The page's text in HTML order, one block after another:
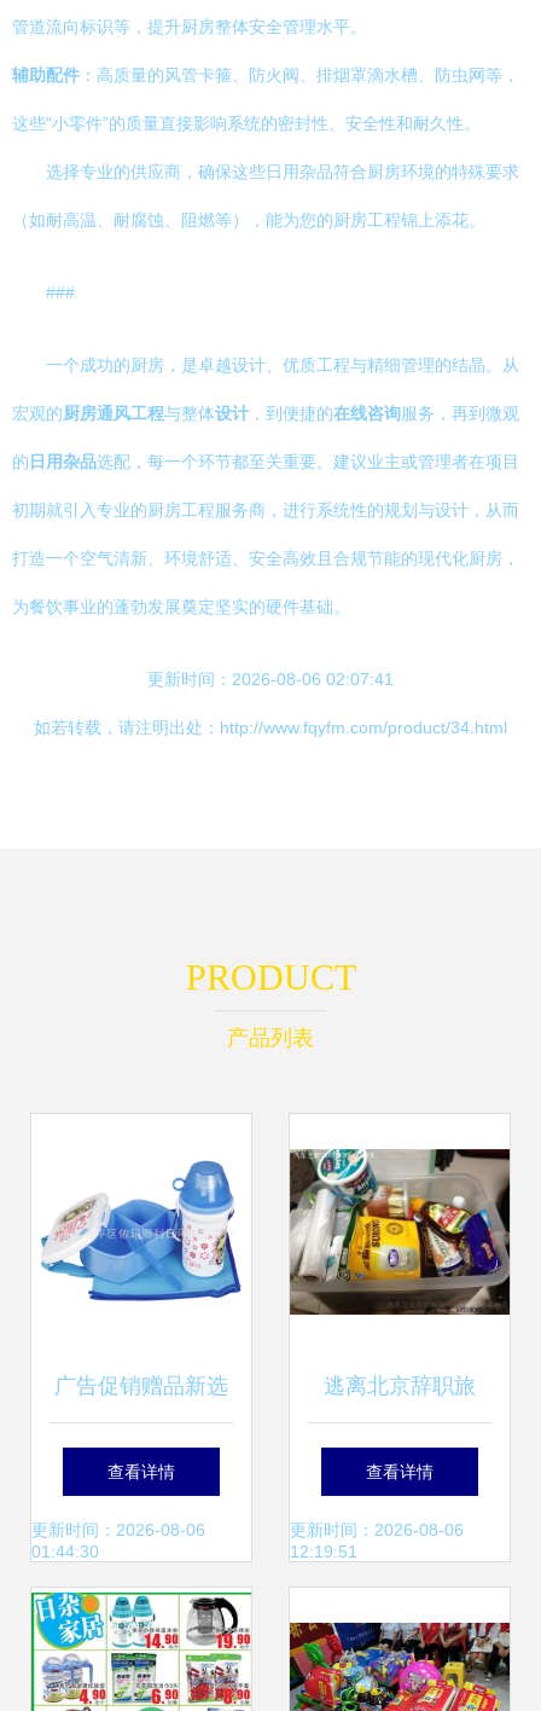
管道流向标识等，提升厨房整体安全管理水平。
辅助配件 ：高质量的风管卡箍、防火阀、排烟罩滴水槽、防虫网等，
这些“小零件”的质量直接影响系统的密封性、安全性和耐久性。
选择专业的供应商，确保这些日用杂品符合厨房环境的特殊要求
（如耐高温、耐腐蚀、阻燃等），能为您的厨房工程锦上添花。
###
一个成功的厨房，是卓越设计、优质工程与精细管理的结晶。从
宏观的厨房通风工程与整体设计 ，到便捷的在线咨询服务，再到微观
的 日用杂品选配，每一个环节都至关重要。建议业主或管理者在项目
初期就引入专业的厨房工程服务商，进行系统性的规划与设计，从而
打造一个空气清新、环境舒适、安全高效且合规节能的现代化厨房，
为餐饮事业的蓬勃发展奠定坚实的硬件基础。
更新时间：2026-08-06 02:07:41
如若转载，请注明出处：http://www.fqyfm.com/product/34.html
PRODUCT
产品列表
广告促销赠品新选
择 套装饭盒+水
壶，深圳厂家直供
的实用礼遇
查看详情
更新时间：2026-08-06
01:44:30
逃离北京辞职旅
行,1万公里西藏自
驾(已完结)_标致
之家
查看详情
更新时间：2026-08-06
12:19:51